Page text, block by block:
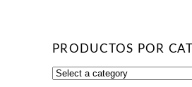
PRODUCTOS POR